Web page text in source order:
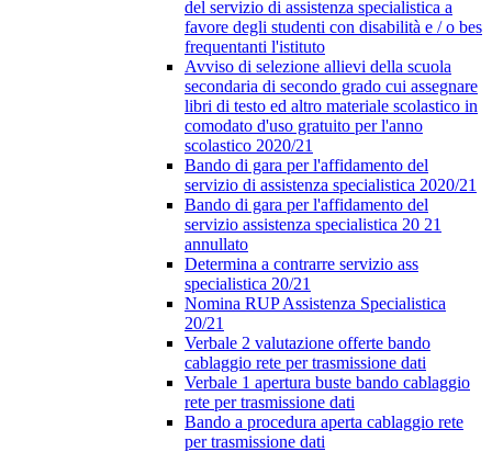
del servizio di assistenza specialistica a
favore degli studenti con disabilità e / o bes
frequentanti l'istituto
Avviso di selezione allievi della scuola
secondaria di secondo grado cui assegnare
libri di testo ed altro materiale scolastico in
comodato d'uso gratuito per l'anno
scolastico 2020/21
Bando di gara per l'affidamento del
servizio di assistenza specialistica 2020/21
Bando di gara per l'affidamento del
servizio assistenza specialistica 20 21
annullato
Determina a contrarre servizio ass
specialistica 20/21
Nomina RUP Assistenza Specialistica
20/21
Verbale 2 valutazione offerte bando
cablaggio rete per trasmissione dati
Verbale 1 apertura buste bando cablaggio
rete per trasmissione dati
Bando a procedura aperta cablaggio rete
per trasmissione dati